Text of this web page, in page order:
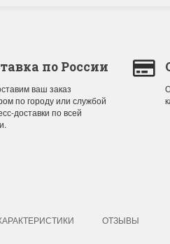
по России
ваш заказ
по городу или службой
доставки по всей
ОТЗЫВЫ